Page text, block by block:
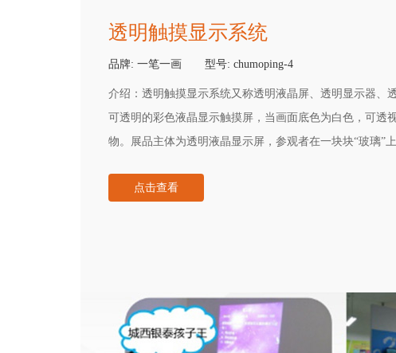
透明触摸显示系统
品牌: 一笔一画 型号: chumoping-4
介绍： 透明触摸显示系统又称透明液晶屏、透明显示器、
可透明的彩色液晶显示触摸屏，当画面底色为白色，可透
物。展品主体为透明液晶显示屏，参观者在一块块“玻璃”
自夸的广告变成与消费者的真情互动，能提供吸引眼球的
点击查看